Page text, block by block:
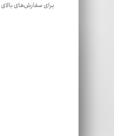
برای سفارش‌های بالای